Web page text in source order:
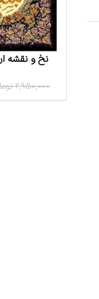
افزودن به سبد
نخ و نقشه
2,950,000